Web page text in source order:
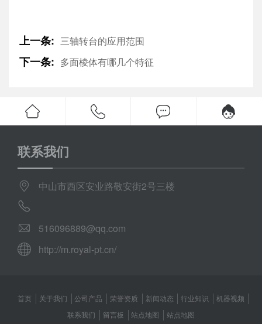
上一条: 三轴转台的应用范围
下一条: 多面棱体有哪几个特征
联系我们
中山市西区安业路敬安街2号三楼
516096889@qq.com
http://m.royal-pt.cn/
首页 关于我们 公司产品 荣誉资质 新闻动态 行业知识
机器视频
联系我们
留言板 站点地图 站点地图